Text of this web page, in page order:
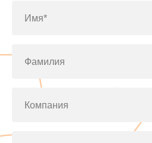
Имя*
Фамилия
Компания